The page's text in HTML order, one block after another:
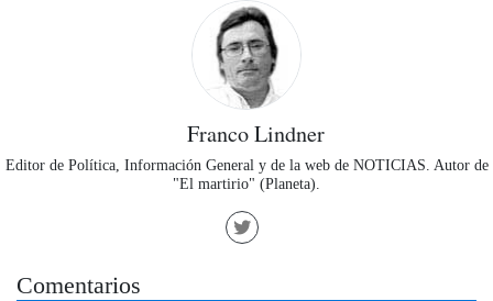
Franco Lindner
Editor de Política, Información General y de la web de NOTICIAS. Autor de
"El martirio" (Planeta).
Comentarios